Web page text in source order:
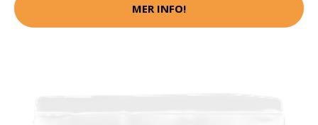
MER INFO!